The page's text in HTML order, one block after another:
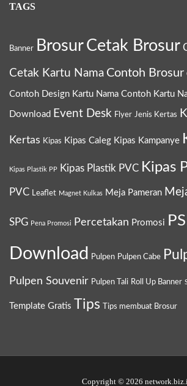
TAGS
Banner BrosurCetak Brosur
Cetak Kartu Nama Contoh Brosur
Contoh Design Kartu Nama Contoh Kartu
Download Event Desk Flyer Jenis Kertas
Kertas Kipas Kipas Caleg Kipas Kampanye
Kipas Plastik PP Kipas Plastik PVC Kipas
PVC Leaflet Magnet Kulkas Meja Pameran
SPG Pena Promosi Percetakan Promosi
Download
Pulpen Pulpen Cabe
Pulpen Souvenir Pulpen Tali Roll Up Banner
Template Gratis Tips Tips membuat Brosur
Copyright © 2026